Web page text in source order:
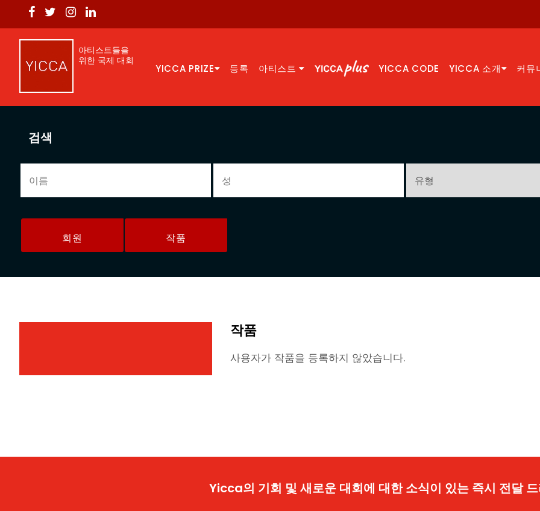
아티스트들을
위한 국제 대회
YICCA PRIZE 등록 아티스트 YICCA CODE YICCA 소개 커뮤
검색
회원 작품
작품
사용자가 작품을 등록하지 않았습니다.
Yicca의 기회 및 새로운 대회에 대한 소식이 있는 즉시 전달